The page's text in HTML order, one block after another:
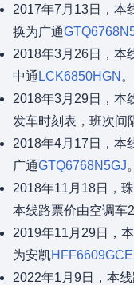
2017年7月13日，本
换为广通
2018年3月26日，本
中通 LCK6850HGN 。
2018年3月29日，本
发车时刻表，班次间
2018年4月17日，本
广通GTQ6768N5GJ。
2018年11月18日，
本线路票价由空调车
2019年11月29日，
为安凯
2022年1月9日，本